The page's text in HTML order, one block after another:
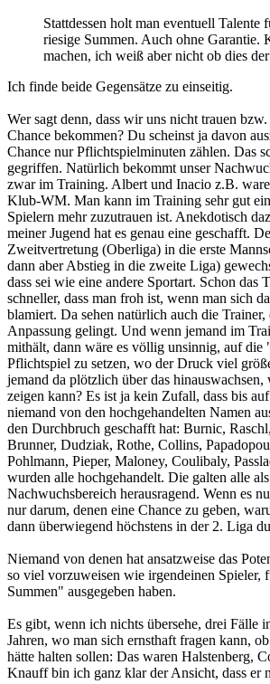
Stattdessen holt man eventuell Talente
riesige Summen. Auch ohne Garantie.
machen, ich weiß aber nicht ob dies
Ich finde beide Gegensätze zu einseitig.
Wer sagt denn, dass wir uns nicht trauen
Chance bekommen? Du scheinst ja davon
Chance nur Pflichtspielminuten zählen. Das
gegriffen. Natürlich bekommt unser
zwar im Training. Albert und Inacio z.B.
Klub-WM. Man kann im Training sehr gut
Spielern mehr zuzutrauen ist. Anekdotisch
meiner Jugend hat es genau eine geschafft.
Zweitvertretung (Oberliga) in die erste
dann aber Abstieg in die zweite Liga)
dass sei wie eine andere Sportart. Schon das
schneller, dass man froh ist, wenn man sich
blamiert. Da sehen natürlich auch die
Anpassung gelingt. Und wenn jemand im
mithält, dann wäre es völlig unsinnig, auf die
Pflichtspiel zu setzen, wo der Druck viel
jemand da plötzlich über das
zeigen kann? Es ist ja kein Zufall, dass bis
niemand von den hochgehandelten Namen
den Durchbruch geschafft hat: Burnic,
Brunner, Dudziak, Rothe, Collins,
Pohlmann, Pieper, Maloney, Coulibaly,
wurden alle hochgehandelt. Die galten alle
Nachwuchsbereich herausragend. Wenn es
nur darum, denen eine Chance zu geben,
dann überwiegend höchstens in der 2. Liga
Niemand von denen hat ansatzweise das
so viel vorzuweisen wie irgendeinen Spieler,
Summen" ausgegeben haben.
Es gibt, wenn ich nichts übersehe, drei Fälle
Jahren, wo man sich ernsthaft fragen kann,
hätte halten sollen: Das waren Halstenberg,
Knauff bin ich ganz klar der Ansicht, dass er